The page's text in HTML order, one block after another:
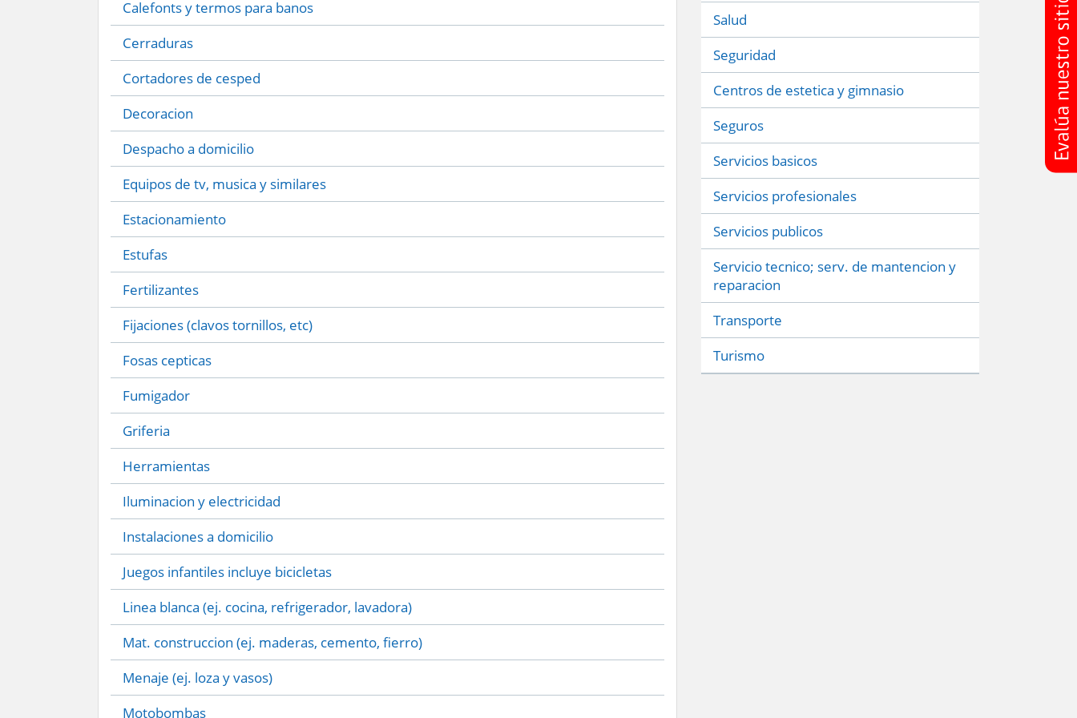
Calefonts y termos para banos
Cerraduras
Cortadores de cesped
Decoracion
Despacho a domicilio
Equipos de tv, musica y similares
Estacionamiento
Estufas
Fertilizantes
Fijaciones (clavos tornillos, etc)
Fosas cepticas
Fumigador
Griferia
Herramientas
Iluminacion y electricidad
Instalaciones a domicilio
Juegos infantiles incluye bicicletas
Linea blanca (ej. cocina, refrigerador, lavadora)
Mat. construccion (ej. maderas, cemento, fierro)
Menaje (ej. loza y vasos)
Motobombas
Salud
Seguridad
Centros de estetica y gimnasio
Seguros
Servicios basicos
Servicios profesionales
Servicios publicos
Servicio tecnico; serv. de mantencion y
reparacion
Transporte
Turismo